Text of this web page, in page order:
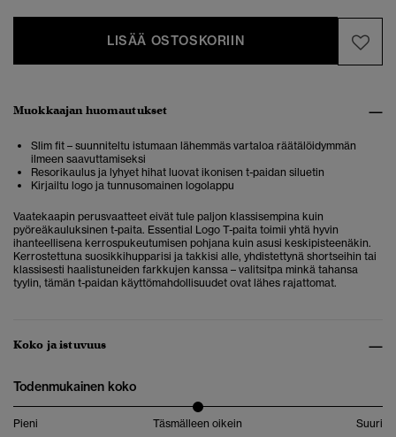
LISÄÄ OSTOSKORIIN
Muokkaajan huomautukset
Slim fit – suunniteltu istumaan lähemmäs vartaloa räätälöidymmän
ilmeen saavuttamiseksi
Resorikaulus ja lyhyet hihat luovat ikonisen t-paidan siluetin
Kirjailtu logo ja tunnusomainen logolappu
Vaatekaapin perusvaatteet eivät tule paljon klassisempina kuin
pyöreäkauluksinen t-paita. Essential Logo T-paita toimii yhtä hyvin
ihanteellisena kerrospukeutumisen pohjana kuin asusi keskipisteenäkin.
Kerrostettuna suosikkihupparisi ja takkisi alle, yhdistettynä shortseihin tai
klassisesti haalistuneiden farkkujen kanssa – valitsitpa minkä tahansa
tyylin, tämän t-paidan käyttömahdollisuudet ovat lähes rajattomat.
Koko ja istuvuus
Todenmukainen koko
Pieni Täsmälleen oikein Suuri